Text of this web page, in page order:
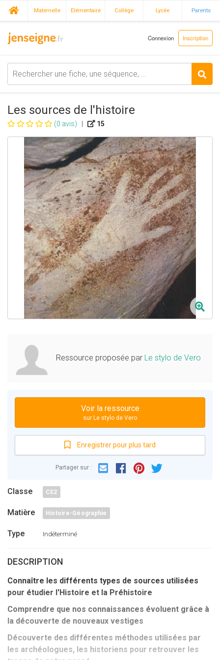
Maternelle Elémentaire Collège Lycée Parents
Connexion Inscription
Les sources de l'histoire
(0 avis) 15
Classe CE2
Matière Histoire-Géographie
Type Indéterminé
Voir la ressource
sur Le stylo de Vero
Enregistrer pour plus tard
Partager sur : EmailFacebook
Pinterest
Ressource proposée par Le stylo de Vero
DESCRIPTION
Connaître les différents types de sources utilisées
pour étudier l'Histoire et la Préhistoire
Comprendre que nos connaissances évoluent grâce à
la découverte de nouveaux vestiges
Découverte des différentes méthodes utilisées par
les archéologues, les historiens pour retrouver les